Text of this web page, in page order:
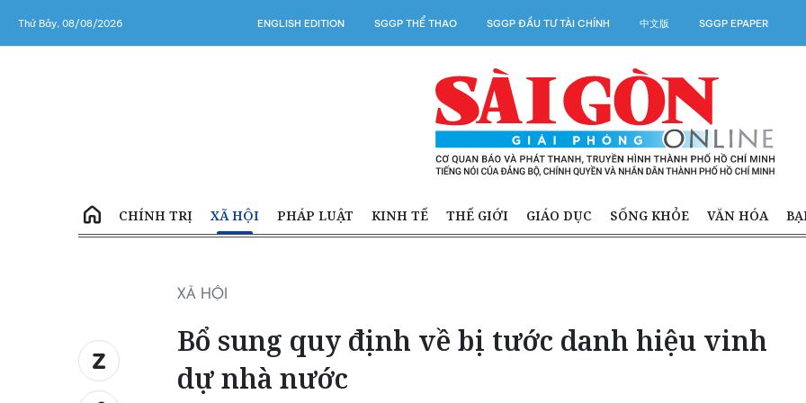
Thứ Bảy, 08/08/2026 ENGLISH EDITION SGGP THỂ THAO SGGP ĐẦU TƯ TÀI CHÍNH 中文版 SGGP EPAPER
CHÍNH TRỊ XÃ HỘI PHÁP LUẬT KINH TẾ THẾ GIỚI GIÁO DỤC SỐNG KHỎE VĂN HÓA
XÃ HỘI
Bổ sung quy định về bị tước danh hiệu vinh
dự nhà nước